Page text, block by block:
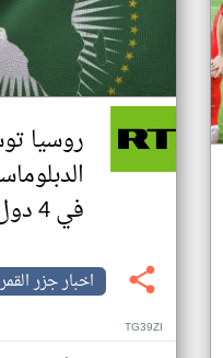
روسيا
في 4 دول أفريقية
اخبار جزر القمر
TG39ZI